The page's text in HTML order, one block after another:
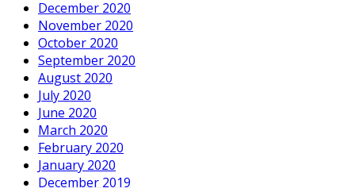
December 2020
November 2020
October 2020
September 2020
August 2020
July 2020
June 2020
March 2020
February 2020
January 2020
December 2019